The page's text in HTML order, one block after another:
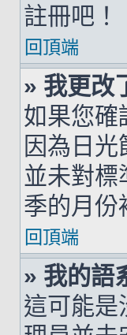
註冊吧！
回頂端
» 我更改
如果您確
因為日
並未對標
季的月份
回頂端
» 我的語
這可能是